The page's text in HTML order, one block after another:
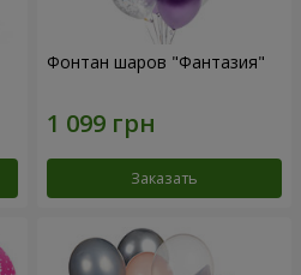
Фонтан шаров "Фантазия"
Заказать